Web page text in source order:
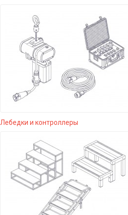
Лебедки и контроллеры